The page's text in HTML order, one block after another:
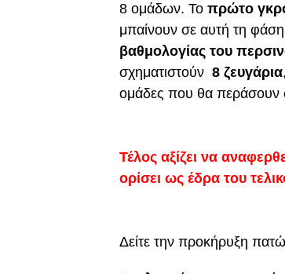
8 ομάδων. Το πρώτο
μπαίνουν σε αυτή τη φάση
βαθμολογίας του
σχηματιστούν 8 ζευγάρια
ομάδες που θα περάσουν
Τέλος αξίζει να
ορίσει ως έδρα του
Δείτε την προκήρυξη